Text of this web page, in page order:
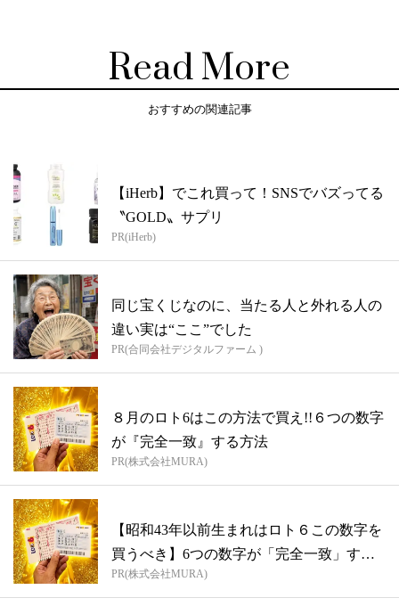
Read More
おすすめの関連記事
【iHerb】でこれ買って！SNSでバズってる
〝GOLD〟サプリ
PR(iHerb)
同じ宝くじなのに、当たる人と外れる人の
違い実は“ここ”でした
PR(合同会社デジタルファーム )
８月のロト6はこの方法で買え!!６つの数字
が『完全一致』する方法
PR(株式会社MURA)
【昭和43年以前生まれはロト６この数字を
買うべき】6つの数字が「完全一致」する
方...
PR(株式会社MURA)